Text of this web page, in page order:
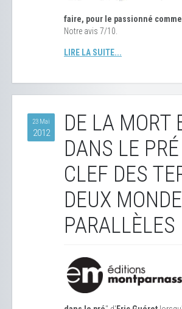
faire, pour le passionné
Notre avis 7/10.
LIRE LA SUITE...
23 Mai
2012
DE LA MORT
DANS LE
CLEF DES
DEUX
PARALLÈLES